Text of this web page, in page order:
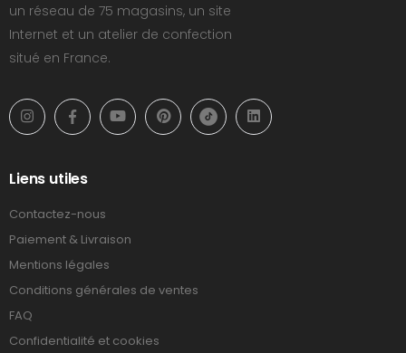
un réseau de 75 magasins, un site
Internet et un atelier de confection
situé en France.
Liens utiles
Contactez-nous
Paiement & Livraison
Mentions légales
Conditions générales de ventes
FAQ
Confidentialité et cookies